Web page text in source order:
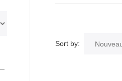
Sort by: